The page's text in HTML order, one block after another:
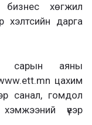
бизнес хөгжил
хэлтсийн дарга
сарын аяны
цахим
санал, гомдол
үеэр